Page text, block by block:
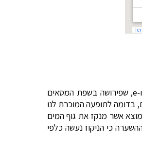
, שפירושה בשפת המסאים
בדומה לתופעה המוכרת לנו
להגיע לעיתים ל- 5 עד 10 מטרים. לאגם נייבשה אין מוצא אשר מנקז את גוף המים
כי הניקוז נעשה כלפי